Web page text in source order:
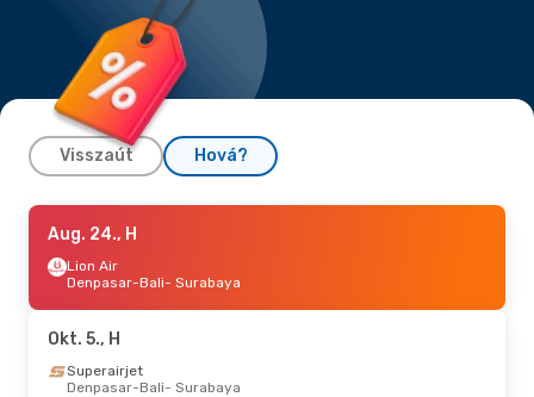
Visszaút Hová?
Szept. 30., Sze
Superairjet
Labuan Bajo- Surabaya
Surabaya- Labuan Bajo
Okt. 9., P- Okt. 16., P
Aug. 24., H
Lion Air
Denpasar-Bali- Surabaya
Okt. 5., H
Superairjet
Denpasar-Bali- Surabaya